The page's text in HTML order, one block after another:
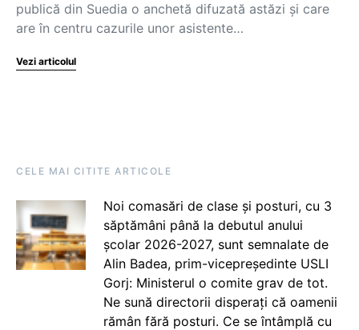
publică din Suedia o anchetă difuzată astăzi și care
are în centru cazurile unor asistente…
Vezi articolul
CELE MAI CITITE ARTICOLE
Noi comasări de clase și posturi, cu 3
săptămâni până la debutul anului
școlar 2026-2027, sunt semnalate de
Alin Badea, prim-vicepreședinte USLI
Gorj: Ministerul o comite grav de tot.
Ne sună directorii disperați că oamenii
rămân fără posturi. Ce se întâmplă cu